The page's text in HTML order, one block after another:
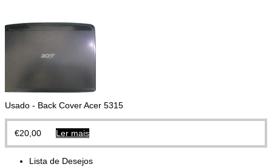
Usado - Back Cover Acer 5315
€20,00 Ler mais
Lista de Desejos